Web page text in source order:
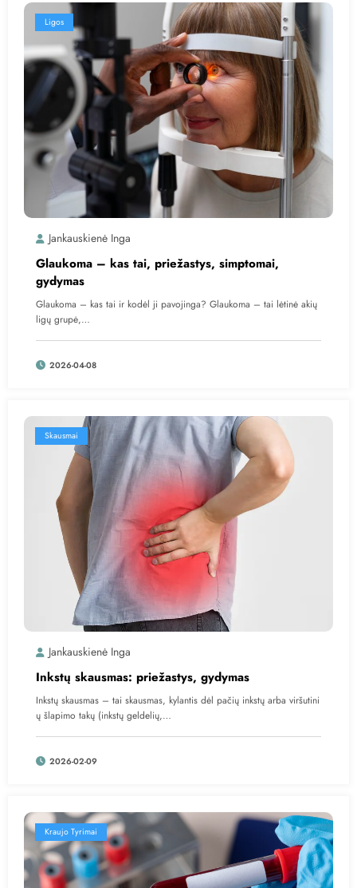
Ligos
Jankauskienė Inga
Glaukoma – kas tai, priežastys, simptomai,
gydymas
Glaukoma – kas tai ir kodėl ji pavojinga? Glaukoma – tai lėtinė akių
ligų grupė,…
2026-04-08
Skausmai
Jankauskienė Inga
Inkstų skausmas: priežastys, gydymas
Inkstų skausmas – tai skausmas, kylantis dėl pačių inkstų arba viršutini
ų šlapimo takų (inkstų geldelių,…
2026-02-09
Kraujo Tyrimai